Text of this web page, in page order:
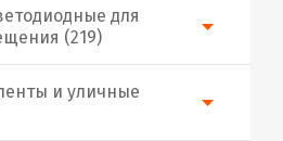
и уличные
для
(219)